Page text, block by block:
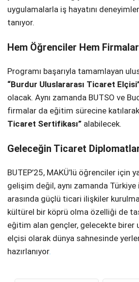
uygulamalarla iş hayatını
tanıyor.
Hem Öğrenciler Hem
Programı başarıyla tamamlayan
“Burdur Uluslararası Ticaret
olacak. Aynı zamanda BUTSO ve
firmalar da eğitim sürecine katılarak
Ticaret Sertifikası” alabilecek.
Geleceğin Ticaret
BUTEP’25, MAKÜ’lü öğrenciler için
gelişim değil, aynı zamanda
arasında güçlü ticari ilişkiler
kültürel bir köprü olma özelliği de
eğitim alan gençler, gelecekte birer
elçisi olarak dünya sahnesinde
hazırlanıyor.